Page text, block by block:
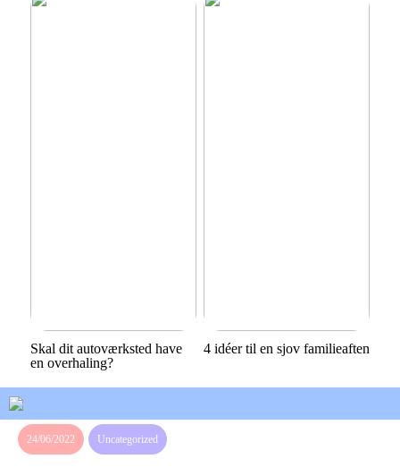
Skal dit autoværksted have
en overhaling?
4 idéer til en sjov familieaften
24/06/2022 Uncategorized